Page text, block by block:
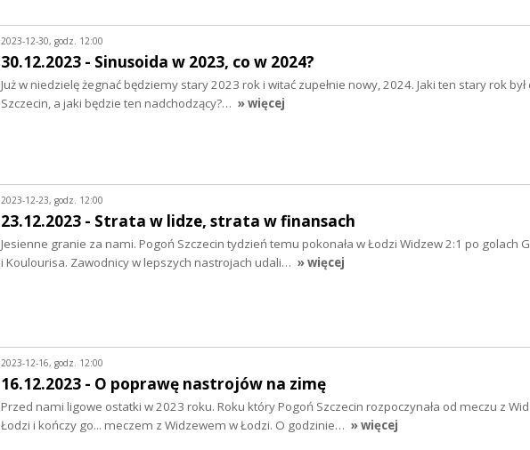
2023-12-30, godz. 12:00
30.12.2023 - Sinusoida w 2023, co w 2024?
Już w niedzielę żegnać będziemy stary 2023 rok i witać zupełnie nowy, 2024. Jaki ten stary rok był
Szczecin, a jaki będzie ten nadchodzący?… » więcej
2023-12-23, godz. 12:00
23.12.2023 - Strata w lidze, strata w finansach
Jesienne granie za nami. Pogoń Szczecin tydzień temu pokonała w Łodzi Widzew 2:1 po golach
i Koulourisa. Zawodnicy w lepszych nastrojach udali… » więcej
2023-12-16, godz. 12:00
16.12.2023 - O poprawę nastrojów na zimę
Przed nami ligowe ostatki w 2023 roku. Roku który Pogoń Szczecin rozpoczynała od meczu z
Łodzi i kończy go... meczem z Widzewem w Łodzi. O godzinie… » więcej